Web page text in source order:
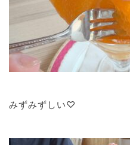
みずみずしい♡